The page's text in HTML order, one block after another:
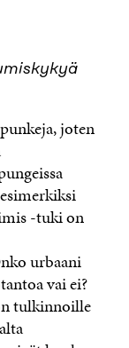
joten
-tuki on
urbaani
vai ei?
tulkinnoille